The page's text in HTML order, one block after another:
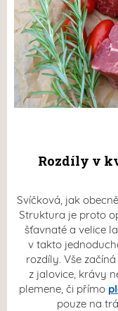
Rozdíly v
Svíčková, jak
Struktura je proto
šťavnaté a velice
v takto
rozdíly. Vše
z jalovice, krávy
plemene, či přímo
pouze na